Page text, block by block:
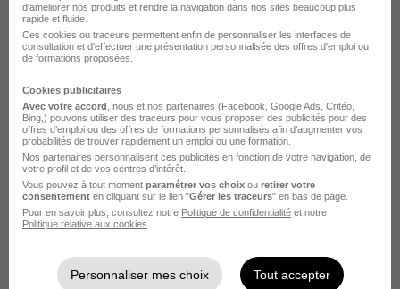
Vitalis Médical recrutement
Recrutement - Placement - Conseils RH
Découvrir 2 jobs
d'améliorer nos produits et rendre la navigation dans nos sites beaucoup plus
rapide et fluide.
Ces cookies ou traceurs permettent enfin de personnaliser les interfaces de
consultation et d'effectuer une présentation personnalisée des offres d'emploi ou
de formations proposées.
Cookies publicitaires
Avec votre accord , nous et nos partenaires (Facebook, Google Ads , Critéo,
Bing,) pouvons utiliser des traceurs pour vous proposer des publicités pour des
offres d’emploi ou des offres de formations personnalisés afin d’augmenter vos
probabilités de trouver rapidement un emploi ou une formation.
Nos partenaires personnalisent ces publicités en fonction de votre navigation, de
votre profil et de vos centres d’intérêt.
Vous pouvez à tout moment paramétrer vos choix ou retirer votre
consentement en cliquant sur le lien "Gérer les traceurs" en bas de page.
Pour en savoir plus, consultez notre Politique de confidentialité et notre
Politique relative aux cookies
Personnaliser mes choix Tout accepter